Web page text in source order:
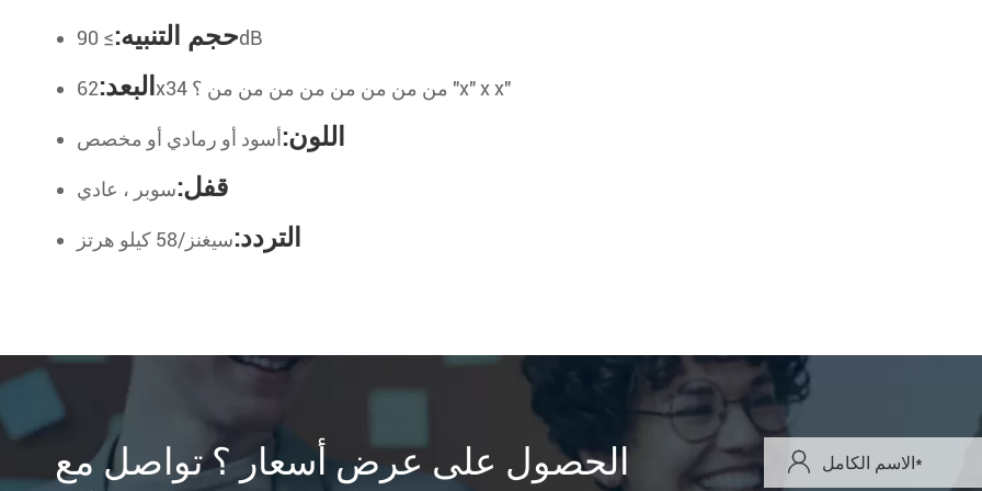
حجم التنبيه:≥ 90dB
البعد: 62x34 من من من من من من من من ؟ "x" x x"
اللون:أسود أو رمادي أو مخصص
قفل:سوبر ، عادي
التردد:سيغنز/58 كيلو هرتز
الحصول على عرض أسعار ؟ تواصل مع
